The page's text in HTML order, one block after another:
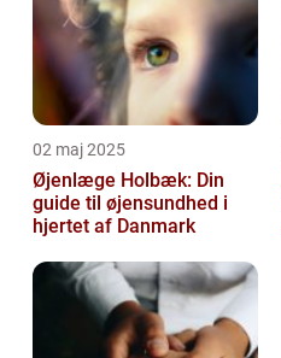
02 maj 2025
Øjenlæge Holbæk: Din
guide til øjensundhed i
hjertet af Danmark